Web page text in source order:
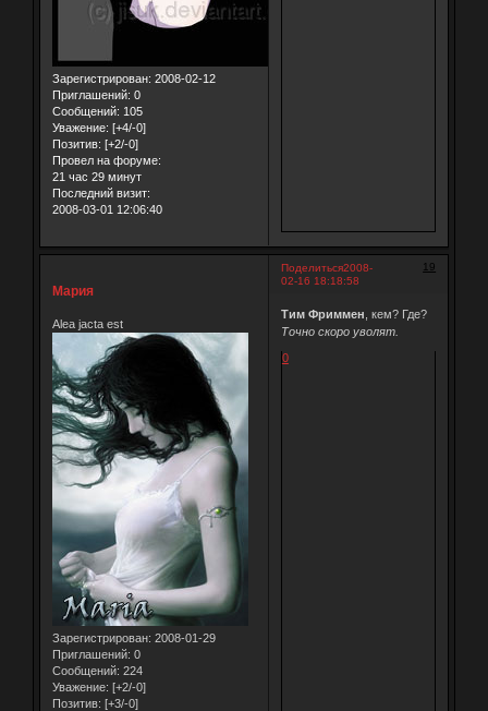
Зарегистрирован: 2008-02-12
Приглашений: 0
Сообщений: 105
Уважение: [+4/-0]
Позитив: [+2/-0]
Провел на форуме:
21 час 29 минут
Последний визит:
2008-03-01 12:06:40
Поделиться 19
2008-
02-16 18:18:58
Мария
Alea jacta est
Зарегистрирован: 2008-01-29
Приглашений: 0
Сообщений: 224
Уважение: [+2/-0]
Позитив: [+3/-0]
Тим Фриммен , кем? Где?
Точно скоро уволят.
0